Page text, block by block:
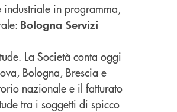
industriale in programma,
Bologna Servizi
La Società conta oggi
Bologna, Brescia e
nazionale e il fatturato
tra i soggetti di spicco